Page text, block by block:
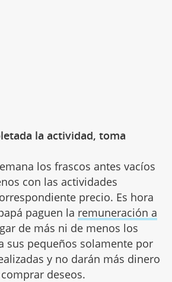
la actividad, toma
los frascos antes vacíos
con las actividades
precio. Es hora
paguen la remuneración a
de más ni de menos los
sus pequeños solamente por
y no darán más dinero
deseos.